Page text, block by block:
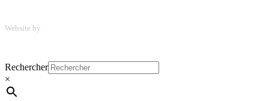
Website by
Menu
Close
Menu
Rechercher
×